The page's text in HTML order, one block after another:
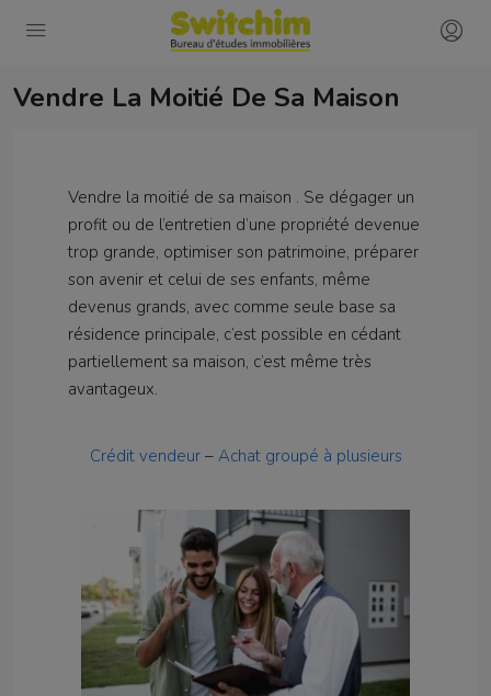
Vendre La Moitié De Sa Maison
Vendre la moitié de sa maison . Se dégager un
profit ou de l’entretien d’une propriété devenue
trop grande, optimiser son patrimoine, préparer
son avenir et celui de ses enfants, même
devenus grands, avec comme seule base sa
résidence principale, c’est possible en cédant
partiellement sa maison, c’est même très
avantageux.
Crédit vendeur– Achat groupé à plusieurs